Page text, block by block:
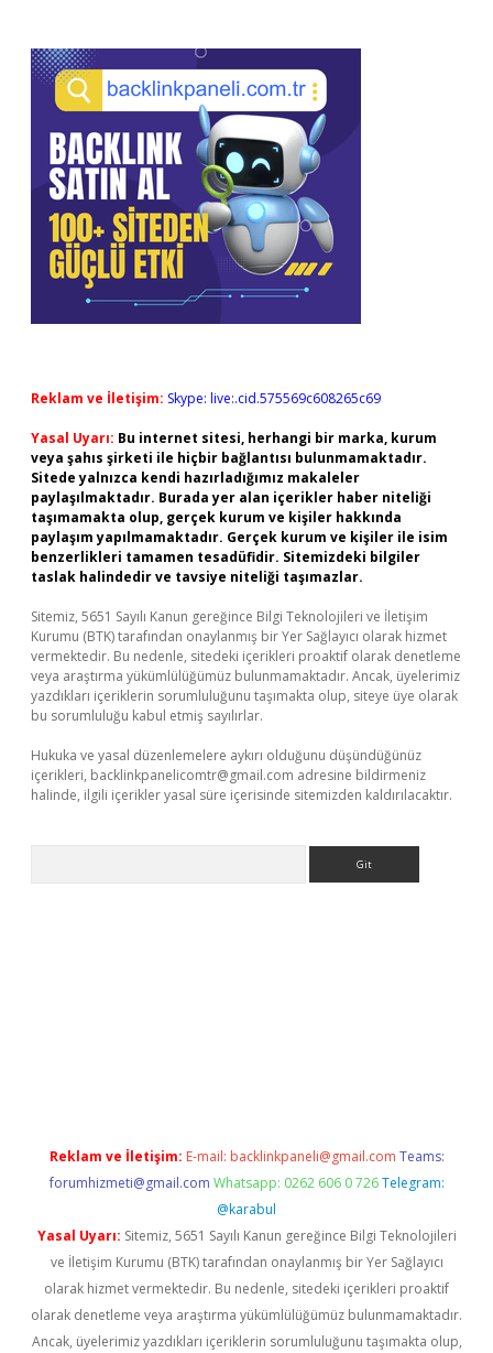
Reklam ve İletişim: Skype: live:.cid.575569c608265c69
Yasal Uyarı: Bu internet sitesi, herhangi bir marka, kurum
veya şahıs şirketi ile hiçbir bağlantısı bulunmamaktadır.
Sitede yalnızca kendi hazırladığımız makaleler
paylaşılmaktadır. Burada yer alan içerikler haber niteliği
taşımamakta olup, gerçek kurum ve kişiler hakkında
paylaşım yapılmamaktadır. Gerçek kurum ve kişiler ile isim
benzerlikleri tamamen tesadüfidir. Sitemizdeki bilgiler
taslak halindedir ve tavsiye niteliği taşımazlar.
Sitemiz, 5651 Sayılı Kanun gereğince Bilgi Teknolojileri ve İletişim
Kurumu (BTK) tarafından onaylanmış bir Yer Sağlayıcı olarak hizmet
vermektedir. Bu nedenle, sitedeki içerikleri proaktif olarak denetleme
veya araştırma yükümlülüğümüz bulunmamaktadır. Ancak, üyelerimiz
yazdıkları içeriklerin sorumluluğunu taşımakta olup, siteye üye olarak
bu sorumluluğu kabul etmiş sayılırlar.
Hukuka ve yasal düzenlemelere aykırı olduğunu düşündüğünüz
içerikleri, backlinkpanelicomtr@gmail.com adresine bildirmeniz
halinde, ilgili içerikler yasal süre içerisinde sitemizden kaldırılacaktır.
Reklam ve İletişim: E-mail: backlinkpaneli@gmail.com Teams:
forumhizmeti@gmail.com Whatsapp: 0262 606 0 726 Telegram:
@karabul
Yasal Uyarı: Sitemiz, 5651 Sayılı Kanun gereğince Bilgi Teknolojileri
ve İletişim Kurumu (BTK) tarafından onaylanmış bir Yer Sağlayıcı
olarak hizmet vermektedir. Bu nedenle, sitedeki içerikleri proaktif
olarak denetleme veya araştırma yükümlülüğümüz bulunmamaktadır.
Ancak, üyelerimiz yazdıkları içeriklerin sorumluluğunu taşımakta olup,